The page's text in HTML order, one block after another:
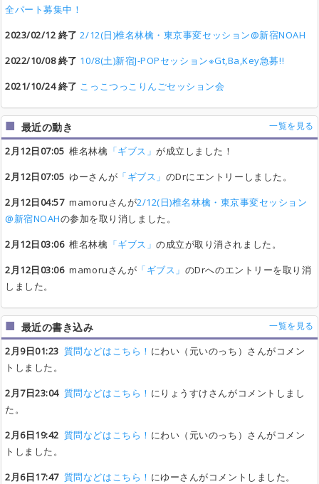
全パート募集中！
2023/02/12 終了 2/12(日)椎名林檎・東京事変セッション@新宿NOAH
2022/10/08 終了 10/8(土)新宿J-POPセッション※Gt,Ba,Key急募!!
2021/10/24 終了 こっこつっこりんごセッション会
最近の動き 一覧を見る
2月12日07:05 椎名林檎 「ギブス」が成立しました！
2月12日07:05 ゆーさんが 「ギブス」 のDrにエントリーしました。
2月12日04:57mamoruさんが2/12(日)椎名林檎・東京事変セッション
@新宿NOAHの参加を取り消しました。
2月12日03:06椎名林檎 「ギブス」の成立が取り消されました。
2月12日03:06mamoruさんが 「ギブス」 のDrへのエントリーを取り消
しました。
最近の書き込み 一覧を見る
2月9日01:23 質問などはこちら！ にわい（元いのっち）さんがコメン
トしました。
2月7日23:04 質問などはこちら！ にりょうすけさんがコメントしまし
た。
2月6日19:42 質問などはこちら！ にわい（元いのっち）さんがコメン
トしました。
2月6日17:47 質問などはこちら！ にゆーさんがコメントしました。